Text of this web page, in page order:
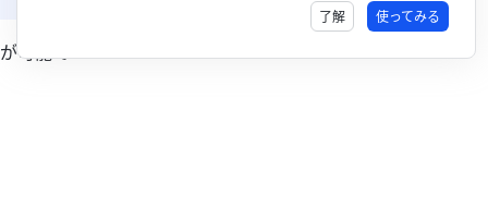
了解 使ってみる
可能で